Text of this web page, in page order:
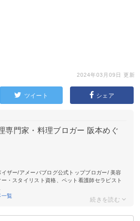
2024年03月09日 更新
ツイート シェア
専門家・料理ブロガー 阪本めぐ
イザー/アメーバブログ公式トップブロガー/ 美容
・スタイリスト資格、ペット看護師セラピスト
一覧